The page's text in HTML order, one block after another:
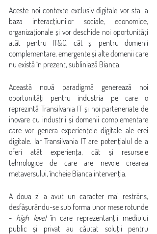
Aceste noi contexte exclusiv digitale vor sta la
baza interacțiunilor sociale, economice,
organizaționale și vor deschide noi oportunități
atât pentru IT&C, cât și pentru domenii
complementare, emergente și alte domenii care
nu există în prezent, subliniază Bianca.
Această nouă paradigmă generează noi
oportunități pentru industria pe care o
reprezintă Transilvania IT și noi parteneriate de
inovare cu industrii și domenii complementare
care vor genera experiențele digitale ale erei
digitale. Iar Transilvania IT are potențialul de a
oferi atât experiența, cât și resursele
tehnologice de care are nevoie crearea
metaversului, încheie Bianca intervenția.
A doua zi a avut un caracter mai restrâns,
desfășurându-se sub forma unor mese rotunde
- high level în care reprezentanții mediului
public și privat au căutat soluții pentru